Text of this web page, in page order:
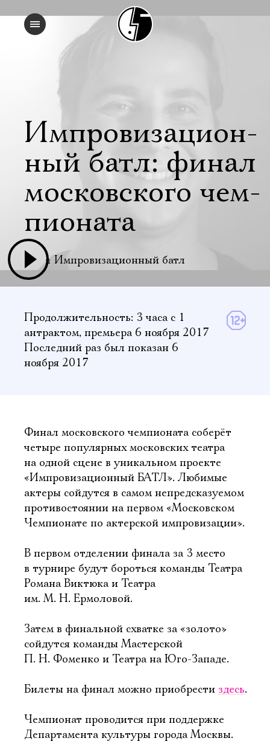
Им­про­ви­за­ци­он­
ный батл: фи­нал
мос­ковс­ко­го чем­
пи­о­на­та
Импровиза­ци­он­ный батл
Продолжительность: 3 часа с 1
антрактом, премьера 6 ноября 2017
Последний раз был показан 6
ноября 2017
Финал московского чемпионата соберёт
четыре популярных московских театра
на одной сцене в уникальном проекте
«Импровизационный БАТЛ». Любимые
актеры сойдутся в самом непредсказуемом
противостоянии на первом «Московском
Чемпионате по актерской импровизации».
В первом отделении финала за 3 место
в турнире будут бороться команды Театра
Романа Виктюка и Театра
им. М. Н. Ермоловой.
Затем в финальной схватке за «золото»
сойдутся команды Мастерской
П. Н. Фоменко и Театра на Юго-Западе.
Билеты на финал можно приобрести здесь.
Чемпионат проводится при поддержке
Департамента культуры города Москвы.